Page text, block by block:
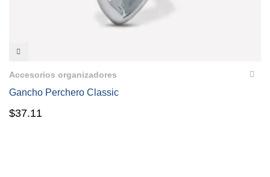
Accesorios organizadores
Gancho Perchero Classic
$37.11